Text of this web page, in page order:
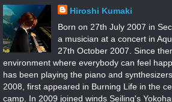
Hiroshi Kumaki
Born on 27th July 2007 in
a musician at a concert in
27th October 2007. Since
environment where everybody can feel
has been playing the piano and
2008, first appeared in Burning Life in the
camp. In 2009 joined winds Seiling's